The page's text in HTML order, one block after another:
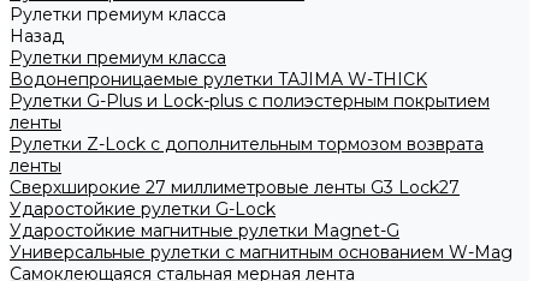
Рулетки премиум класса
Назад
Рулетки премиум класса
Водонепроницаемые рулетки TAJIMA W-THICK
Рулетки G-Plus и Lock-plus с полиэстерным покрытием
ленты
Рулетки Z-Lock с дополнительным тормозом возврата
ленты
Сверхширокие 27 миллиметровые ленты G3 Lock27
Ударостойкие рулетки G-Lock
Ударостойкие магнитные рулетки Magnet-G
Универсальные рулетки с магнитным основанием W-Mag
Самоклеющаяся стальная мерная лента